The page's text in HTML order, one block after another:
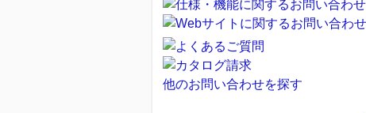
他のお問い合わせを探す